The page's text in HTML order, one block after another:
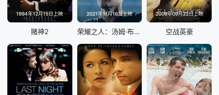
1994年12月15日上映
赌神2
2021年11月16日上映
荣耀之人：汤姆·布雷迪
2006年09月22日上映
空战英豪